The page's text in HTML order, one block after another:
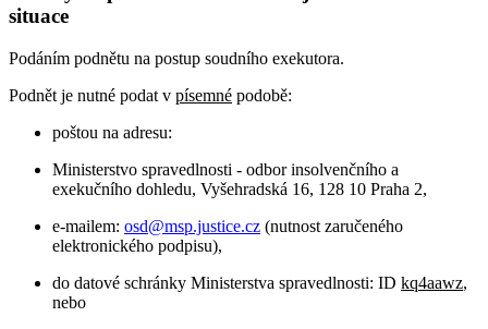
situace
Podáním podnětu na postup soudního exekutora.
Podnět je nutné podat v písemné podobě:
poštou na adresu:
Ministerstvo spravedlnosti - odbor insolvenčního a
exekučního dohledu, Vyšehradská 16, 128 10 Praha 2,
e-mailem: osd@msp.justice.cz (nutnost zaručeného
elektronického podpisu),
do datové schránky Ministerstva spravedlnosti: ID kq4aawz,
nebo